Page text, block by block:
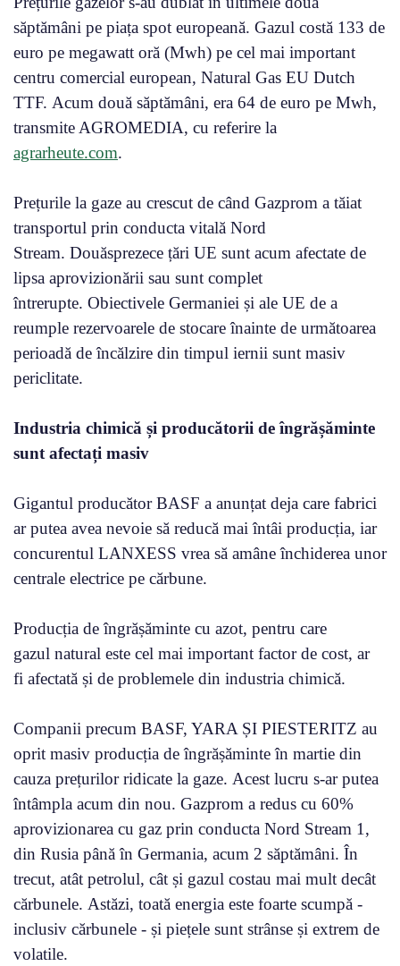
săptămâni pe piața spot europeană. Gazul costă 133 de
euro pe megawatt oră (Mwh) pe cel mai important
centru comercial european, Natural Gas EU Dutch
TTF. Acum două săptămâni, era 64 de euro pe Mwh,
transmite AGROMEDIA, cu referire la
agrarheute.com.
Prețurile la gaze au crescut de când Gazprom a tăiat
transportul prin conducta vitală Nord
Stream. Douăsprezece țări UE sunt acum afectate de
lipsa aprovizionării sau sunt complet
întrerupte. Obiectivele Germaniei și ale UE de a
reumple rezervoarele de stocare înainte de următoarea
perioadă de încălzire din timpul iernii sunt masiv
periclitate.
Industria chimică și producătorii de îngrășăminte
sunt afectați masiv
Gigantul producător BASF a anunțat deja care fabrici
ar putea avea nevoie să reducă mai întâi producția, iar
concurentul LANXESS vrea să amâne închiderea unor
centrale electrice pe cărbune.
Producția de îngrășăminte cu azot, pentru care
gazul natural este cel mai important factor de cost, ar
fi afectată și de problemele din industria chimică.
Companii precum BASF, YARA ȘI PIESTERITZ au
oprit masiv producția de îngrășăminte în martie din
cauza prețurilor ridicate la gaze. Acest lucru s-ar putea
întâmpla acum din nou. Gazprom a redus cu 60%
aprovizionarea cu gaz prin conducta Nord Stream 1,
din Rusia până în Germania, acum 2 săptămâni. În
trecut, atât petrolul, cât și gazul costau mai mult decât
cărbunele. Astăzi, toată energia este foarte scumpă -
inclusiv cărbunele - și piețele sunt strânse și extrem de
volatile.